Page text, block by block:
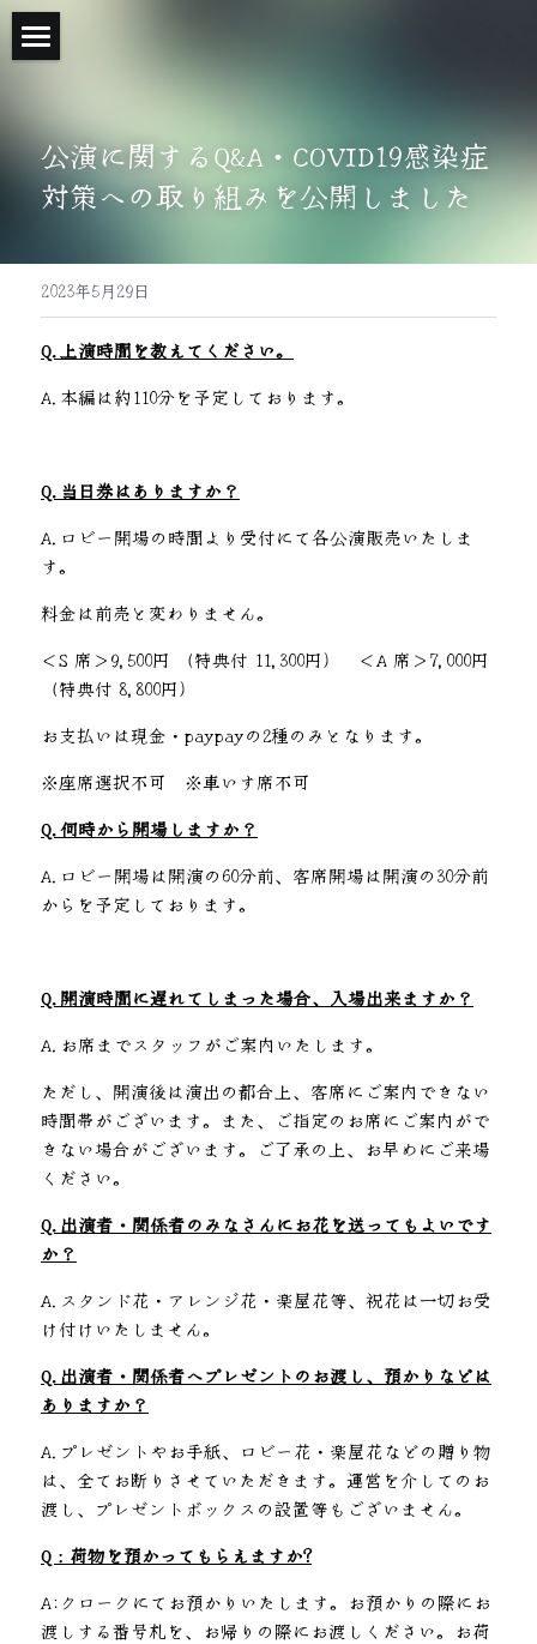
Introduction
Story
Cast
Time Table
Access
Staff
Produced by
Twitter
公演に関するQ&A・COVID19感染症
対策への取り組みを公開しました
2023年5月29日
Q.上演時間を教えてください。
A.本編は約110分を予定しております。
Q.当日券はありますか？
A.ロビー開場の時間より受付にて各公演販売いたしま
す。
料金は前売と変わりません。
＜S 席＞9,500円 （特典付 11,300円）　＜A 席＞7,000円
（特典付 8,800円）
お支払いは現金・paypayの2種のみとなります。
※座席選択不可　※車いす席不可
Q.何時から開場しますか？
A.ロビー開場は開演の60分前、客席開場は開演の30分前
からを予定しております。
Q.開演時間に遅れてしまった場合、入場出来ますか？
A.お席までスタッフがご案内いたします。
ただし、開演後は演出の都合上、客席にご案内できない
時間帯がございます。また、ご指定のお席にご案内がで
きない場合がございます。ご了承の上、お早めにご来場
ください。
Q.出演者・関係者のみなさんにお花を送ってもよいです
か？
A.スタンド花・アレンジ花・楽屋花等、祝花は一切お受
け付けいたしません。
Q.出演者・関係者へプレゼントのお渡し、預かりなどは
ありますか？
A.プレゼントやお手紙、ロビー花・楽屋花などの贈り物
は、全てお断りさせていただきます。運営を介してのお
渡し、プレゼントボックスの設置等もございません。
Q：荷物を預かってもらえますか?
A:クロークにてお預かりいたします。お預かりの際にお
渡しする番号札を、お帰りの際にお渡しください。お荷